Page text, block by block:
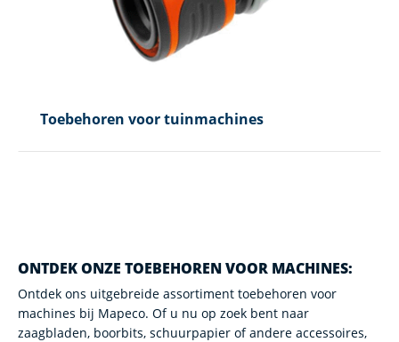
Toebehoren voor tuinmachines
ONTDEK ONZE TOEBEHOREN VOOR MACHINES:
Ontdek ons uitgebreide assortiment toebehoren voor
machines bij Mapeco. Of u nu op zoek bent naar
zaagbladen, boorbits, schuurpapier of andere accessoires,